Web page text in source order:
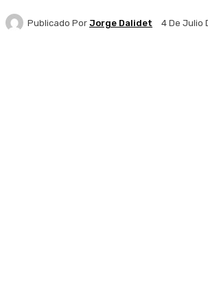
Publicado Por Jorge Dalidet 4 De Julio